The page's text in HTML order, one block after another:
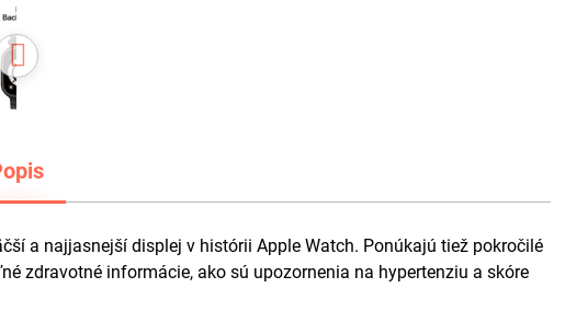
a najjasnejší displej v histórii Apple Watch. Ponúkajú tiež pokročilé
zdravotné informácie, ako sú upozornenia na hypertenziu a skóre